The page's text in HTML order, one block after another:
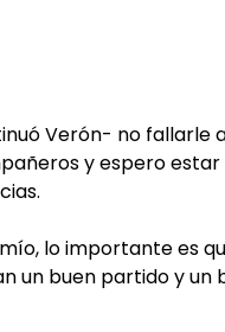
Verón- no fallarle
y espero
lo importante es
un buen partido y un